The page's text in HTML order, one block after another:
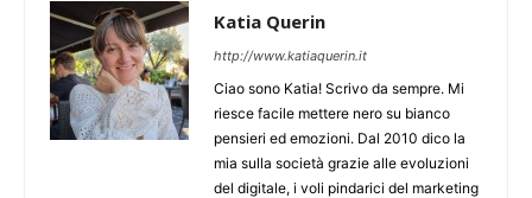
Katia Querin
http://www.katiaquerin.it
Ciao sono Katia! Scrivo da sempre. Mi
riesce facile mettere nero su bianco
pensieri ed emozioni. Dal 2010 dico la
mia sulla società grazie alle evoluzioni
del digitale, i voli pindarici del marketing